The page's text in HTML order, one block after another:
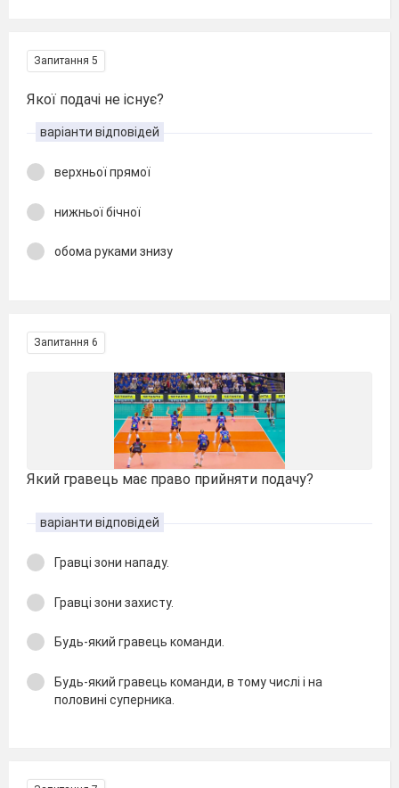
Запитання 5
Якої подачі не існує?
варіанти відповідей
верхньої прямої
нижньої бічної
обома руками знизу
Запитання 6
Який гравець має право прийняти подачу?
варіанти відповідей
Гравці зони нападу.
Гравці зони захисту.
Будь-який гравець команди.
Будь-який гравець команди, в тому числі і на
половині суперника.